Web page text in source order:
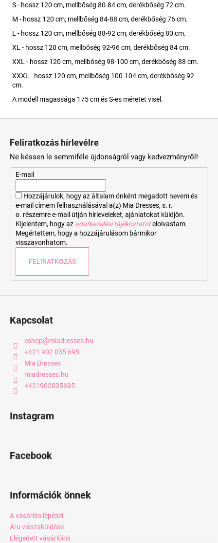
S - hossz 120 cm, mellbőség 80-84 cm, derékbőség 72 cm.
M - hossz 120 cm, mellbőség 84-88 cm, derékbőség 76 cm.
L - hossz 120 cm, mellbőség 88-92 cm, derékbőség 80 cm.
XL - hossz 120 cm, mellbőség 92-96 cm, derékbőség 84 cm.
XXL - hossz 120 cm, mellbőség 98-100 cm, derékbőség 88 cm.
XXXL - hossz 120 cm, mellbőség 100-104 cm, derékbőség 92
cm.
A modell magassága 175 cm és S-es méretet visel.
Feliratkozás hírlevélre
Ne késsen le semmiféle újdonságról vagy kedvezményről!
E-mail
Hozzájárulok, hogy az általam önként megadott nevem és
e-mail címem felhasználásával a(z) Mia Dresses, s. r.
o. részemre e-mail útján hírleveleket, ajánlatokat küldjön.
Kijelentem, hogy az adatkezelési tájékoztatót elolvastam.
Megértettem, hogy a hozzájárulásom bármikor
visszavonhatom.
FELIRATKOZÁS
Kapcsolat
eshop@miadresses.hu
+421 902 035 695
Mia Dresses
miadresses.hu
+421902035695
Instagram
Facebook
Információk önnek
A vásárlás lépései
Áru visszaküldése
Elégedett vásárlóink